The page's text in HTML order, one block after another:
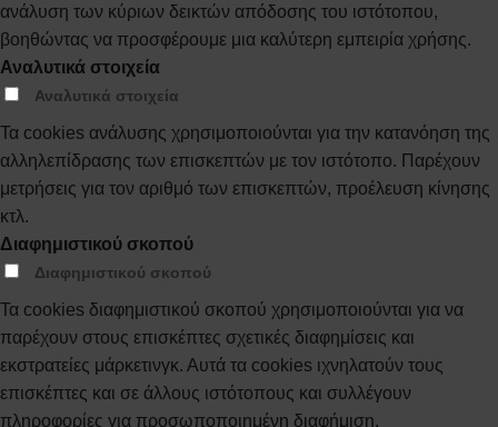
ανάλυση των κύριων δεικτών απόδοσης του ιστότοπου,
βοηθώντας να προσφέρουμε μια καλύτερη εμπειρία χρήσης.
Αναλυτικά στοιχεία
Αναλυτικά στοιχεία
Τα cookies ανάλυσης χρησιμοποιούνται για την κατανόηση της
αλληλεπίδρασης των επισκεπτών με τον ιστότοπο. Παρέχουν
μετρήσεις για τον αριθμό των επισκεπτών, προέλευση κίνησης
κτλ.
Διαφημιστικού σκοπού
Διαφημιστικού σκοπού
Τα cookies διαφημιστικού σκοπού χρησιμοποιούνται για να
παρέχουν στους επισκέπτες σχετικές διαφημίσεις και
εκστρατείες μάρκετινγκ. Αυτά τα cookies ιχνηλατούν τους
επισκέπτες και σε άλλους ιστότοπους και συλλέγουν
πληροφορίες για προσωποποιημένη διαφήμιση.